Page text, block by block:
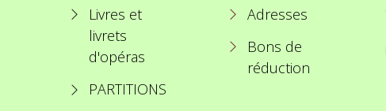
Livres et
livrets
d'opéras
PARTITIONS
Adresses
Bons de
réduction